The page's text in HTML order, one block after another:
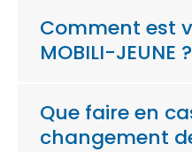
Comment est
MOBILI-JEUNE ?
Que faire en
changement